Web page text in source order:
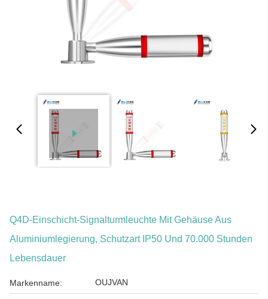
Q4D-Einschicht-Signalturmleuchte Mit Gehäuse Aus
Aluminiumlegierung, Schutzart IP50 Und 70.000 Stunden
Lebensdauer
Markenname: OUJVAN